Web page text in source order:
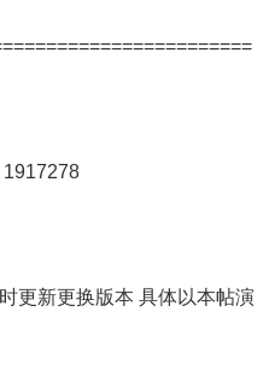
更新更换版本 具体以本帖演